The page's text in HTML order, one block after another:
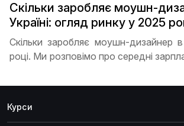
Скільки заробляє моушн-
Україні: огляд ринку у 2025
Скільки заробляє моушн-дизайнер
році. Ми розповімо про середні
роботи, а також поради, як
Курси